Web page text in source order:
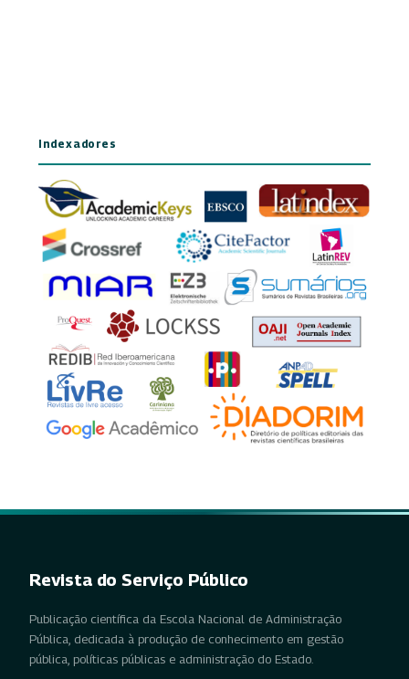
Indexadores
Revista do Serviço Público
Publicação científica da Escola Nacional de Administração
Pública, dedicada à produção de conhecimento em gestão
pública, políticas públicas e administração do Estado.